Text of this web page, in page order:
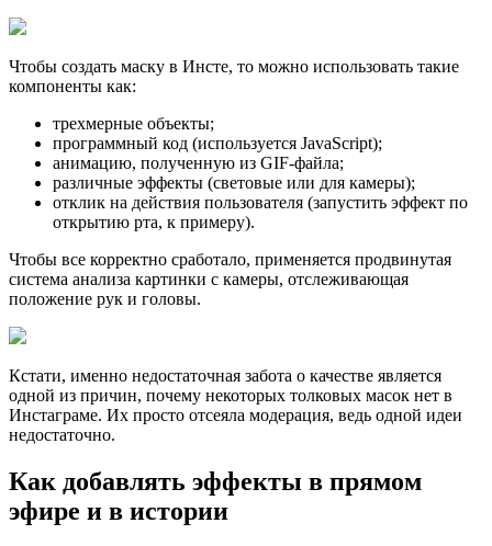
Чтобы создать маску в Инсте, то можно использовать такие
компоненты как:
трехмерные объекты;
программный код (используется JavaScript);
анимацию, полученную из GIF-файла;
различные эффекты (световые или для камеры);
отклик на действия пользователя (запустить эффект по
открытию рта, к примеру).
Чтобы все корректно сработало, применяется продвинутая
система анализа картинки с камеры, отслеживающая
положение рук и головы.
Кстати, именно недостаточная забота о качестве является
одной из причин, почему некоторых толковых масок нет в
Инстаграме. Их просто отсеяла модерация, ведь одной идеи
недостаточно.
Как добавлять эффекты в прямом
эфире и в истории